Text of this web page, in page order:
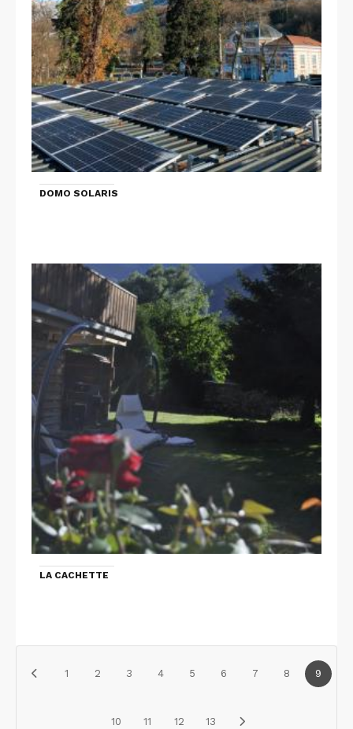
DOMO SOLARIS
LA CACHETTE
1 2 3 4 5 6 7 8 9
10 11 12 13